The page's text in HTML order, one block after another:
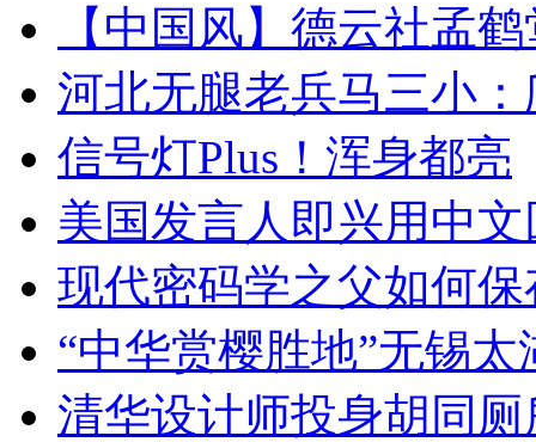
【中国风】德云社孟
河北无腿老兵马三小
信号灯Plus！浑身都亮
美国发言人即兴用中
现代密码学之父如何
“中华赏樱胜地”无锡
清华设计师投身胡同